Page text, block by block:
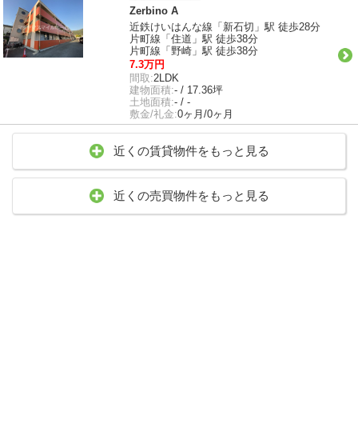
Zerbino A
近鉄けいはんな線「新石切」駅 徒歩28分
片町線「住道」駅 徒歩38分
片町線「野崎」駅 徒歩38分
7.3万円
間取:2LDK
建物面積:- / 17.36坪
土地面積:- / -
敷金/礼金:0ヶ月/0ヶ月
近くの賃貸物件をもっと見る
近くの売買物件をもっと見る